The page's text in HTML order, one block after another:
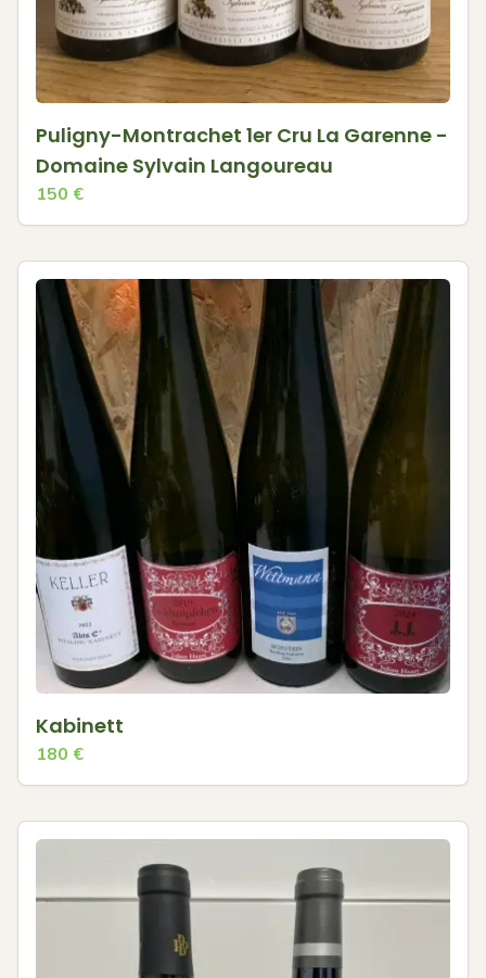
Puligny-Montrachet 1er Cru La Garenne -
Domaine Sylvain Langoureau
150 €
Kabinett
180 €